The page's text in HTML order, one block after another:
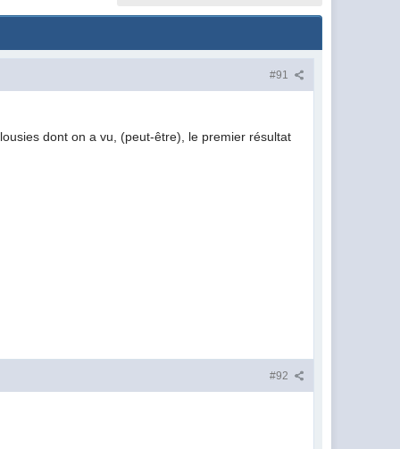
#91
dont on a vu, (peut-être), le premier résultat
#92